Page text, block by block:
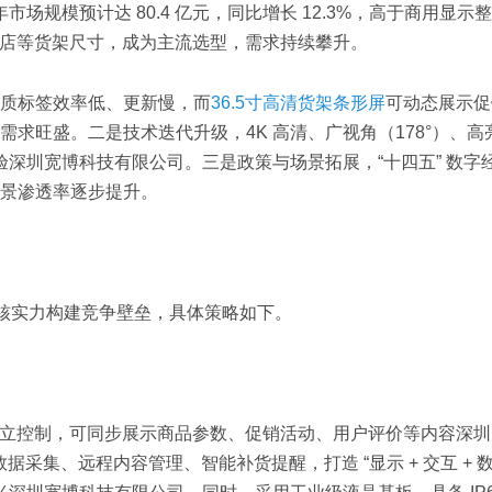
场规模预计达 80.4 亿元，同比增长 12.3%，高于商用显示
等货架尺寸，成为主流选型，需求持续攀升。
标签效率低、更新慢，而36.5寸高清货架条形屏可动态展示
求旺盛。二是技术迭代升级，4K 高清、广视角（178°）、高
圳宽博科技有限公司。三是政策与场景拓展，“十四五” 数字
渗透率逐步提升。
力构建竞争壁垒，具体策略如下。
控制，可同步展示商品参数、促销活动、用户评价等内容深
采集、远程内容管理、智能补货提醒，打造 “显示 + 交互 +